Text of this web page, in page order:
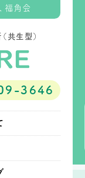
福角会
共生型）
3646